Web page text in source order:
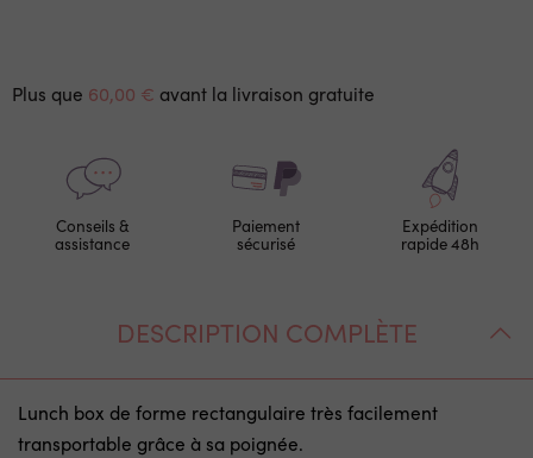
Plus que 60,00 € avant la livraison gratuite
Conseils &
assistance
Paiement
sécurisé
Expédition
rapide 48h
DESCRIPTION COMPLÈTE
Lunch box de forme rectangulaire très facilement
transportable grâce à sa poignée.